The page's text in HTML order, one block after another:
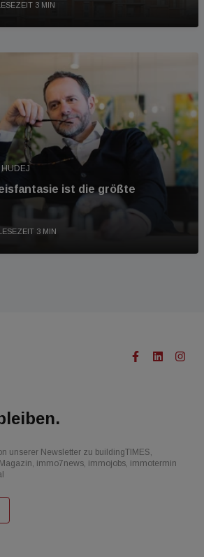
3 MIN
ist die größte
3 MIN
unserer Newsletter zu buildingTIMES,
immo7news, immojobs, immotermin